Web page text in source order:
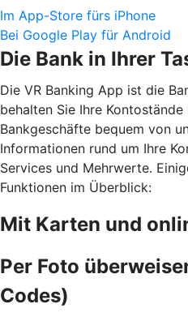
Im App-Store fürs iPhone
Bei Google Play für Android
Die Bank in Ihrer
Die VR Banking App ist die
behalten Sie Ihre
Bankgeschäfte bequem von
Informationen rund um Ihre
Services und Mehrwerte.
Funktionen im Überblick:
Mit Karten und
Per Foto
Codes)